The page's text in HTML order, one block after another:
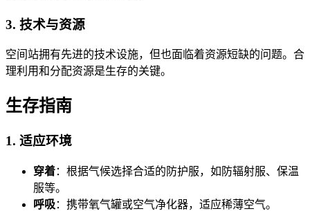
3. 技术与资源
空间站拥有先进的技术设施，但也面临着资源短缺的问题。合
理利用和分配资源是生存的关键。
生存指南
1. 适应环境
穿着：根据气候选择合适的防护服，如防辐射服、保温
服等。
呼吸：携带氧气罐或空气净化器，适应稀薄空气。